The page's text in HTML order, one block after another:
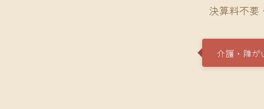
決算料不要
介護・障が